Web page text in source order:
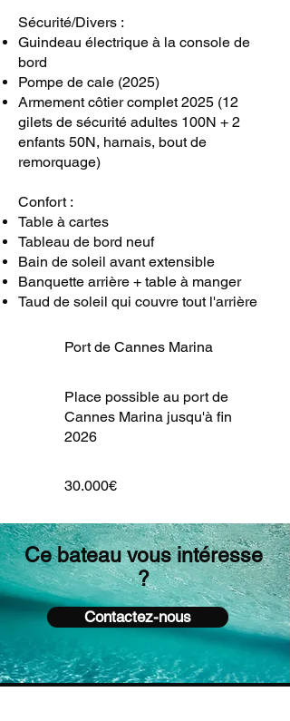
Sécurité/Divers :
Guindeau électrique à la console de
bord
Pompe de cale (2025)
Armement côtier complet 2025 (12
gilets de sécurité adultes 100N + 2
enfants 50N, harnais, bout de
remorquage)
Confort :
Table à cartes
Tableau de bord neuf
Bain de soleil avant extensible
Banquette arrière + table à manger
Taud de soleil qui couvre tout l'arrière
Port de Cannes Marina
Place possible au port de
Cannes Marina jusqu'à fin
2026
30.000€
Ce bateau vous intéresse
?
Contactez-nous